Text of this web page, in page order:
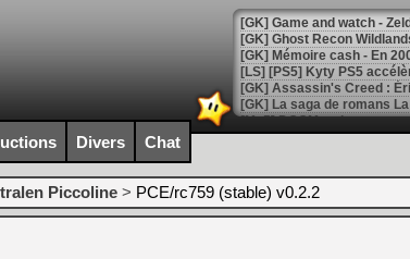
[Mo5] DOOM arrive en
[GK] Bethesda fête les 30
[GK] Roblox : l'action en
[GK] Agenda - GeForce
Divers Chat
Piccoline > PCE/rc759 (stable) v0.2.2